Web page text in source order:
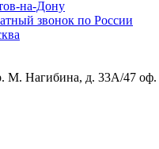
на-Дону
звонок по России
М. Нагибина, д. 33А/47 оф.